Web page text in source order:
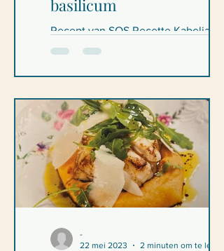
basilicum
Recept van SOS Recette Kabeljauw
gekruid met witte wijn, tomaat en
Voor de saus: 800 g verse...
-
22 mei 2023
2 minuten om te lezen